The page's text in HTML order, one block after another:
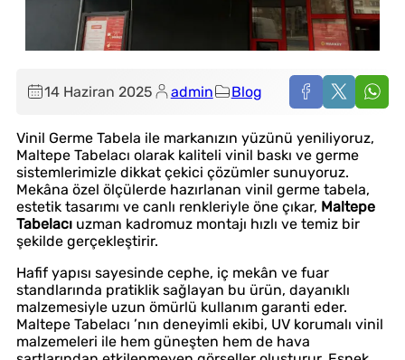
14 Haziran 2025 admin Blog
Vinil Germe Tabela ile markanızın yüzünü yeniliyoruz,
Maltepe Tabelacı olarak kaliteli vinil baskı ve germe
sistemlerimizle dikkat çekici çözümler sunuyoruz.
Mekâna özel ölçülerde hazırlanan vinil germe tabela,
estetik tasarımı ve canlı renkleriyle öne çıkar, Maltepe
Tabelacı uzman kadromuz montajı hızlı ve temiz bir
şekilde gerçekleştirir.
Hafif yapısı sayesinde cephe, iç mekân ve fuar
standlarında pratiklik sağlayan bu ürün, dayanıklı
malzemesiyle uzun ömürlü kullanım garanti eder.
Maltepe Tabelacı ’nın deneyimli ekibi, UV korumalı vinil
malzemeleri ile hem güneşten hem de hava